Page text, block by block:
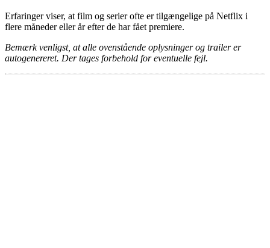
Erfaringer viser, at film og serier ofte er tilgængelige på Netflix i
flere måneder eller år efter de har fået premiere.
Bemærk venligst, at alle ovenstående oplysninger og trailer er
autogenereret. Der tages forbehold for eventuelle fejl.